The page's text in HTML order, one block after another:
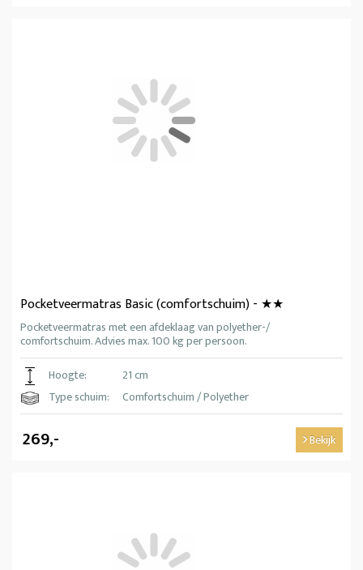
Pocketveermatras Basic (comfortschuim) - ★★
Pocketveermatras met een afdeklaag van polyether-/
comfortschuim. Advies max. 100 kg per persoon.
Hoogte:
21 cm
Type schuim:
Comfortschuim / Polyether
269,- Bekijk